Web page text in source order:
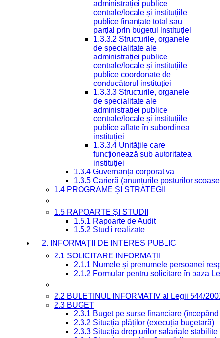
administrației publice
centrale/locale și instituțiile
publice finanțate total sau
parțial prin bugetul instituției
1.3.3.2 Structurile, organele
de specialitate ale
administrației publice
centrale/locale și instituțiile
publice coordonate de
conducătorul instituției
1.3.3.3 Structurile, organele
de specialitate ale
administrației publice
centrale/locale și instituțiile
publice aflate în subordinea
instituției
1.3.3.4 Unitățile care
funcționează sub autoritatea
instituției
1.3.4 Guvernanță corporativă
1.3.5 Carieră (anunțurile posturilor
1.4 PROGRAME ȘI STRATEGII
1.5 RAPOARTE ȘI STUDII
1.5.1 Rapoarte de Audit
1.5.2 Studii realizate
2. INFORMAȚII DE INTERES PUBLIC
2.1 SOLICITARE INFORMAȚII
2.1.1 Numele și prenumele persoanei
2.1.2 Formular pentru solicitare în baza
2.2 BULETINUL INFORMATIV al Legii 544/
2.3 BUGET
2.3.1 Buget pe surse financiare
2.3.2 Situația plăților (execuția bugetară)
2.3.3 Situația drepturilor salariale